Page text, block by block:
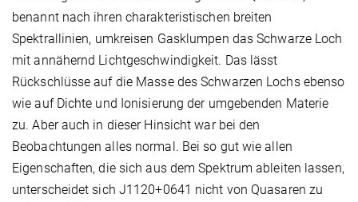
benannt nach ihren charakteristischen breiten
Spektrallinien, umkreisen Gasklumpen das Schwarze Loch
mit annähernd Lichtgeschwindigkeit. Das lässt
Rückschlüsse auf die Masse des Schwarzen Lochs ebenso
wie auf Dichte und Ionisierung der umgebenden Materie
zu. Aber auch in dieser Hinsicht war bei den
Beobachtungen alles normal. Bei so gut wie allen
Eigenschaften, die sich aus dem Spektrum ableiten lassen,
unterscheidet sich J1120+0641 nicht von Quasaren zu